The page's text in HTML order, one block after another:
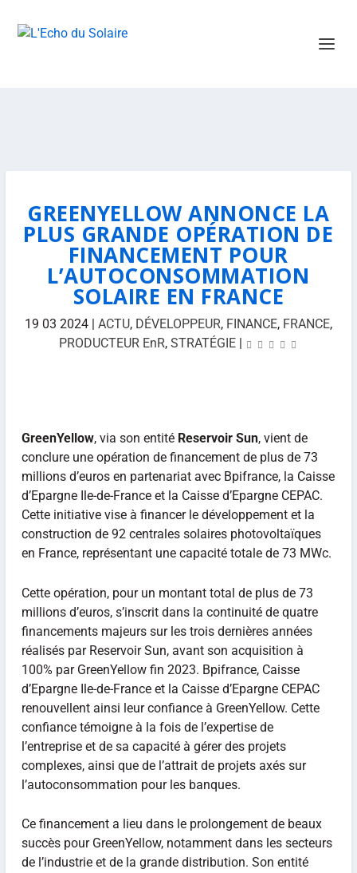
GREENYELLOW ANNONCE LA
PLUS GRANDE OPÉRATION DE
FINANCEMENT POUR
L’AUTOCONSOMMATION
SOLAIRE EN FRANCE
19 03 2024| ACTU, DÉVELOPPEUR, FINANCE, FRANCE,
PRODUCTEUR EnR, STRATÉGIE|
GreenYellow, via son entité Reservoir Sun, vient de
conclure une opération de financement de plus de 73
millions d’euros en partenariat avec Bpifrance, la Caisse
d’Epargne Ile-de-France et la Caisse d’Epargne CEPAC.
Cette initiative vise à financer le développement et la
construction de 92 centrales solaires photovoltaïques
en France, représentant une capacité totale de 73 MWc.
Cette opération, pour un montant total de plus de 73
millions d’euros, s’inscrit dans la continuité de quatre
financements majeurs sur les trois dernières années
réalisés par Reservoir Sun, avant son acquisition à
100% par GreenYellow fin 2023. Bpifrance, Caisse
d’Epargne Ile-de-France et la Caisse d’Epargne CEPAC
renouvellent ainsi leur confiance à GreenYellow. Cette
confiance témoigne à la fois de l’expertise de
l’entreprise et de sa capacité à gérer des projets
complexes, ainsi que de l’attrait de projets axés sur
l’autoconsommation pour les banques.
Ce financement a lieu dans le prolongement de beaux
succès pour GreenYellow, notamment dans les secteurs
de l’industrie et de la grande distribution. Son entité